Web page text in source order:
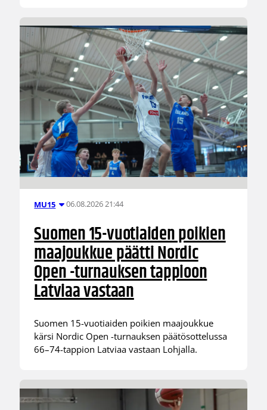
MU15 06.08.2026 21:44
Suomen 15-vuotiaiden poikien
maajoukkue päätti Nordic
Open -turnauksen tappioon
Latviaa vastaan
Suomen 15-vuotiaiden poikien maajoukkue
kärsi Nordic Open -turnauksen päätösottelussa
66–74-tappion Latviaa vastaan Lohjalla.